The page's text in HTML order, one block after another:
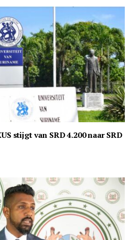
stijgt van SRD 4.200 naar SRD